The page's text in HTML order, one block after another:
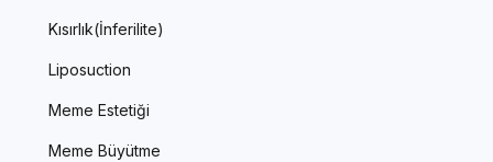
Kısırlık(İnferilite)
Liposuction
Meme Estetiği
Meme Büyütme